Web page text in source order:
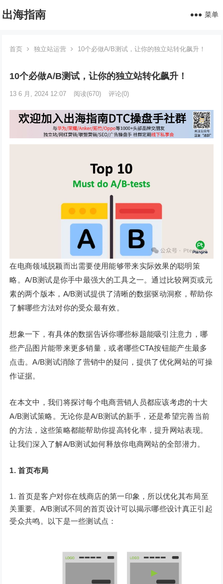
出海指南 菜单
首页 独立站运营 10个必做A/B测试，让你的独立站转化飙升！
10个必做A/B测试，让你的独立站转化飙升！
13 6 月, 2024 12:07 阅读(670) 评论(0)
在电商领域脱颖而出需要使用能够带来实际效果的聪明策
略。A/B测试是你手中最强大的工具之一。通过比较网页或元
素的两个版本，A/B测试提供了清晰的数据驱动洞察，帮助你
了解哪些方法对你的受众最有效。
想象一下，有具体的数据告诉你哪些标题能吸引注意力，哪
些产品图片能带来更多销量，或者哪些CTA按钮能产生最多
点击。A/B测试消除了营销中的疑问，提供了优化网站的可操
作证据。
在本文中，我们将探讨每个电商营销人员都应该考虑的十大
A/B测试策略。无论你是A/B测试的新手，还是希望完善当前
的方法，这些策略都能帮助你提高转化率，提升网站表现。
让我们深入了解A/B测试如何释放你电商网站的全部潜力。
1. 首页布局
首页是客户对你在线商店的第一印象，所以优化其布局至
关重要。A/B测试不同的首页设计可以揭示哪些设计真正引起
受众共鸣。以下是一些测试点：